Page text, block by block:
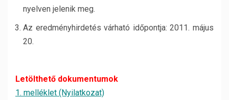
nyelven jelenik meg.
Az eredményhirdetés várható időpontja: 2011. május
20.
Letölthető dokumentumok
1. melléklet (Nyilatkozat)